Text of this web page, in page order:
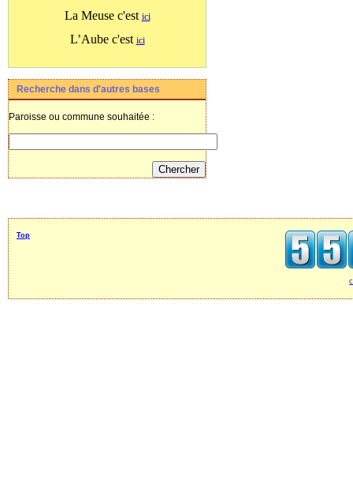
La Meuse c'est ici
L’Aube c'est ici
Recherche dans d'autres bases
Paroisse ou commune souhaitée :
Top